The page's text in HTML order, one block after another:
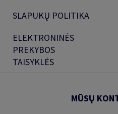
SLAPUKŲ POLITIKA
ELEKTRONINĖS
PREKYBOS
TAISYKLĖS
MŪSŲ